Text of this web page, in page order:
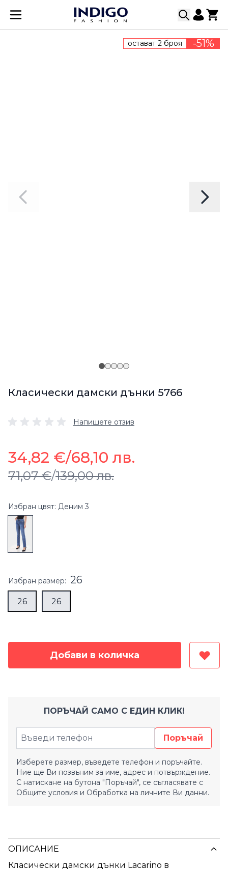
Прескачане към съдържанието
остават 2 броя -51%
Класически дамски дънки 5766
Напишете отзив
71,07 €/139,00 лв.
34,82 €/68,10 лв.
Избран цвят: Деним 3
Избран размер: 26
26 26
Добави в количка
ПОРЪЧАЙ САМО С ЕДИН КЛИК!
Поръчай
Изберете размер, въведете телефон и поръчайте.
Ние ще Ви позвъним за име, адрес и потвърждение.
С натискане на бутона "Поръчай", се съгласявате с
Общите условия и Обработка на личните Ви данни.
ОПИСАНИЕ
Класически дамски дънки Lacarino в